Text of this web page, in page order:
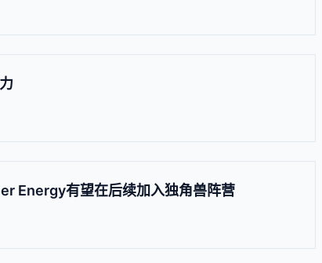
Energy有望在后续加入独角兽阵营